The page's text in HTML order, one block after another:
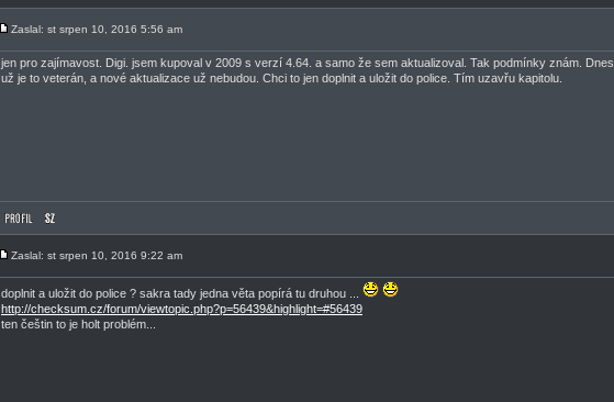
Zaslal: st srpen 10, 2016 5:56 am
jen pro zajímavost. Digi. jsem kupoval v 2009 s verzí 4.64. a samo že sem aktualizoval. Tak podmínky znám. Dnes
už je to veterán, a nové aktualizace už nebudou. Chci to jen doplnit a uložit do police. Tím uzavřu kapitolu.
Zaslal: st srpen 10, 2016 9:22 am
doplnit a uložit do police ? sakra tady jedna věta popírá tu druhou ...
http://checksum.cz/forum/viewtopic.php?p=56439&highlight=#56439
ten češtin to je holt problém...